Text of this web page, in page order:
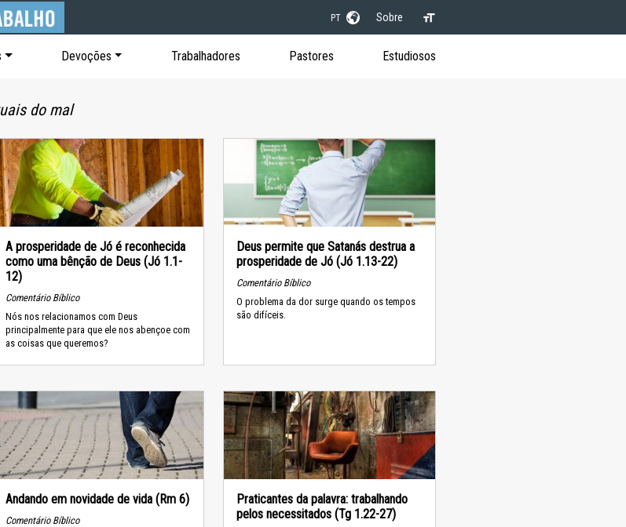
PT Sobre
Devoções Trabalhadores Pastores Estudiosos
do mal
A prosperidade de Jó é reconhecida
como uma bênção de Deus (Jó 1.1-
12)
Comentário Bíblico
Nós nos relacionamos com Deus
principalmente para que ele nos abençoe com
as coisas que queremos?
Deus permite que Satanás destrua a
prosperidade de Jó (Jó 1.13-22)
Comentário Bíblico
O problema da dor surge quando os tempos
são difíceis.
Andando em novidade de vida (Rm 6)
Comentário Bíblico
Praticantes da palavra: trabalhando
pelos necessitados (Tg 1.22-27)